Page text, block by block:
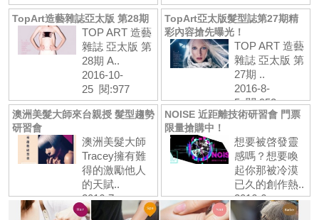
TopArt造藝雜誌亞太版 第28期
TOP ART 造藝
雜誌 亞太版 第
28期 A..
2016-10-
25 閱:977
TopArt亞太版髮型誌第27期精
彩內容搶先曝光！
TOP ART 造藝
雜誌 亞太版 第
27期 ..
2016-8-
5 閱:952
澳洲美髮大師來台親授 髮型趨勢
研習會
澳洲美髮大師
Tracey擁有難
得的激勵他人
的天賦..
2016-7-
20 閱:1034
NOISE 近距離技術研習會 門票
限量搶購中！
想要被啓發靈
感嗎？想要喚
起你那被冷漠
已久的創作熱..
2016-6-
22 閱:1023